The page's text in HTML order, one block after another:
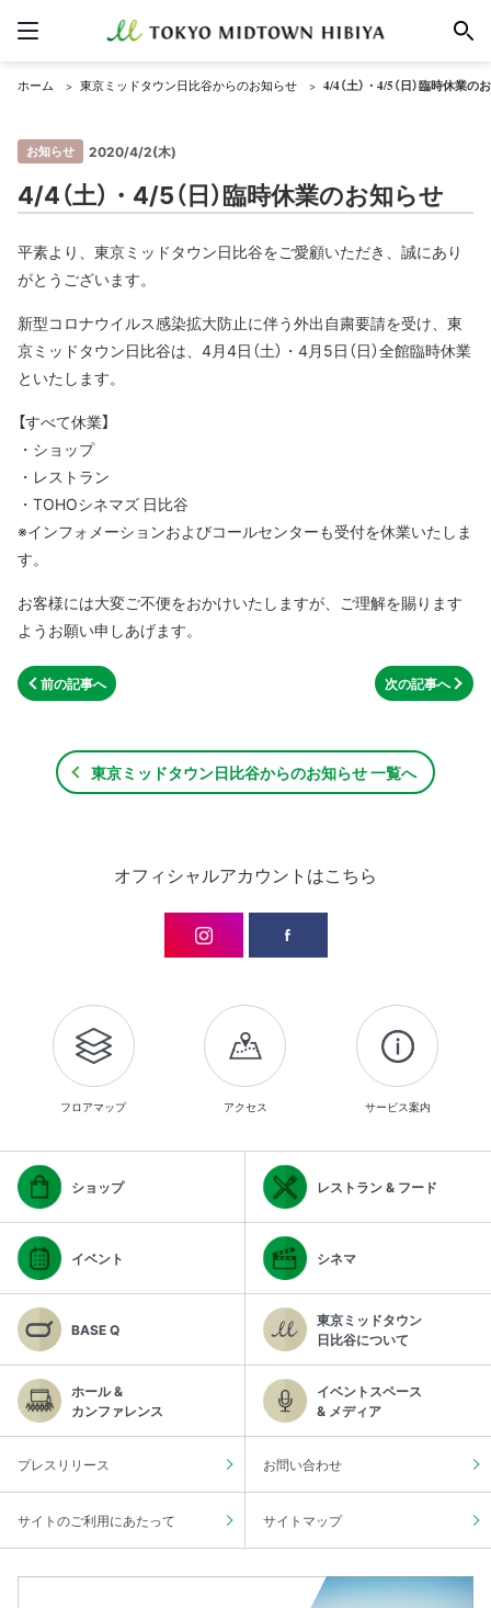
ホーム 東京ミッドタウン日比谷からのお知らせ 4/4（土）・4/5（日）臨時休業の
お知らせ 2020/4/2(木)
4/4（土）・4/5（日）臨時休業のお知らせ
平素より、東京ミッドタウン日比谷をご愛顧いただき、誠にあり
がとうございます。
新型コロナウイルス感染拡大防止に伴う外出自粛要請を受け、東
京ミッドタウン日比谷は、4月4日（土）・4月5日（日）全館臨時休業
といたします。
【すべて休業】
・ショップ
・レストラン
・TOHOシネマズ 日比谷
※インフォメーションおよびコールセンターも受付を休業いたしま
す。
お客様には大変ご不便をおかけいたしますが、ご理解を賜ります
ようお願い申しあげます。
次の記事へ
前の記事へ
東京ミッドタウン日比谷からのお知らせ 一覧へ
オフィシャルアカウントはこちら
フロアマップ アクセス サービス案内
ショップ レストラン & フード
イベント シネマ
BASE Q
東京ミッドタウン
日比谷について
ホール &
カンファレンス
イベントスペース
& メディア
プレスリリース お問い合わせ
サイトのご利用にあたって サイトマップ